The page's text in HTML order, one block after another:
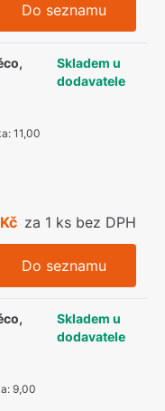
Do seznamu
: 11,00
Skladem u
dodavatele
za 1 ks bez DPH
Do seznamu
: 9,00
Skladem u
dodavatele